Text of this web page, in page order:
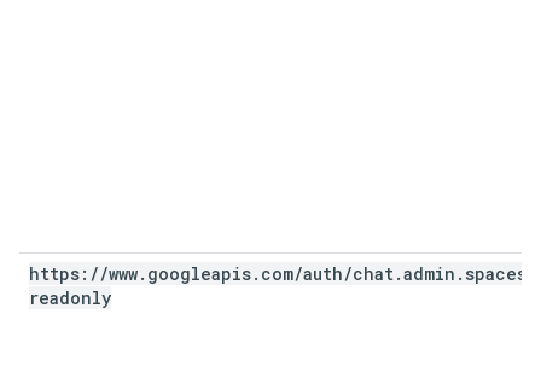
https: //www. googleapis. com/auth/chat.admin . spaces
readonly